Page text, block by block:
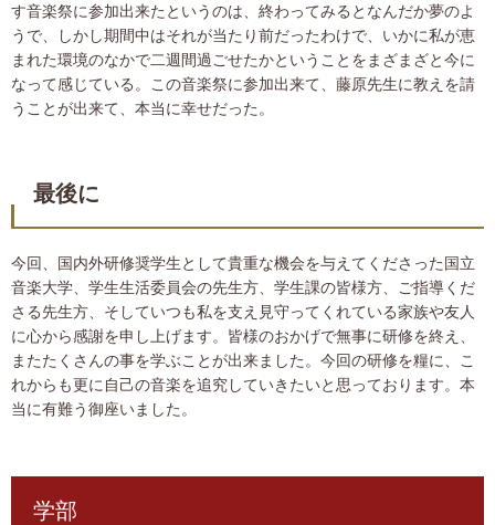
す音楽祭に参加出来たというのは、終わってみるとなんだか夢のよ
うで、しかし期間中はそれが当たり前だったわけで、いかに私が恵
まれた環境のなかで二週間過ごせたかということをまざまざと今に
なって感じている。この音楽祭に参加出来て、藤原先生に教えを請
うことが出来て、本当に幸せだった。
最後に
今回、国内外研修奨学生として貴重な機会を与えてくださった国立
音楽大学、学生生活委員会の先生方、学生課の皆様方、ご指導くだ
さる先生方、そしていつも私を支え見守ってくれている家族や友人
に心から感謝を申し上げます。皆様のおかげで無事に研修を終え、
またたくさんの事を学ぶことが出来ました。今回の研修を糧に、こ
れからも更に自己の音楽を追究していきたいと思っております。本
当に有難う御座いました。
学部